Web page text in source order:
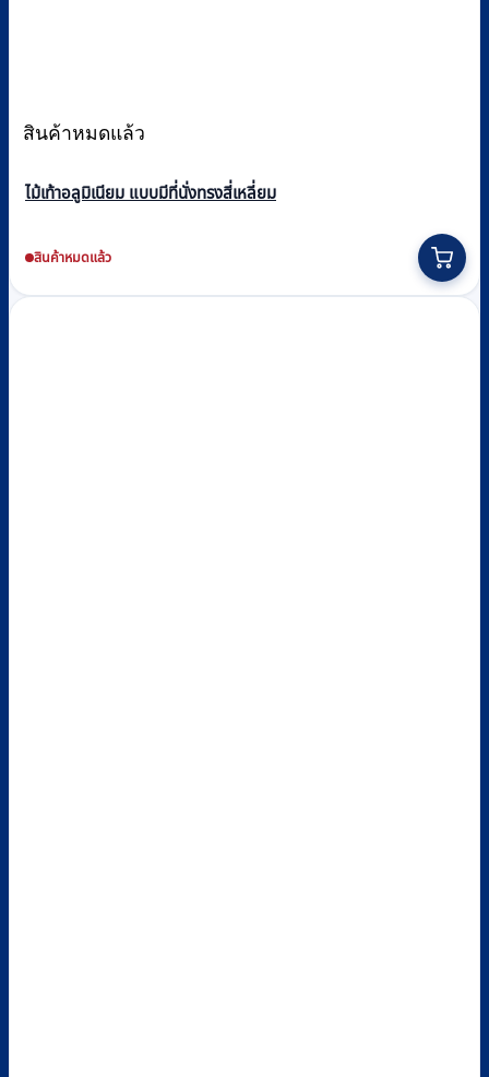
สินค้าหมดแล้ว
ไม้เท้าอลูมิเนียม แบบมีที่นั่งทรงสี่เหลี่ยม
สินค้าหมดแล้ว